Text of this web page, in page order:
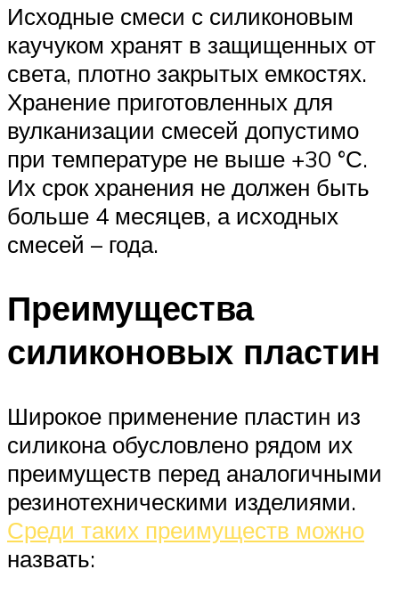
Исходные смеси с силиконовым
каучуком хранят в защищенных от
света, плотно закрытых емкостях.
Хранение приготовленных для
вулканизации смесей допустимо
при температуре не выше +30 °С.
Их срок хранения не должен быть
больше 4 месяцев, а исходных
смесей – года.
Преимущества
силиконовых пластин
Широкое применение пластин из
силикона обусловлено рядом их
преимуществ перед аналогичными
резинотехническими изделиями.
Среди таких преимуществ можно
назвать: